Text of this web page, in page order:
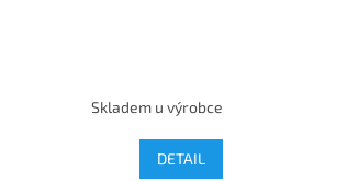
Skladem u výrobce
DETAIL